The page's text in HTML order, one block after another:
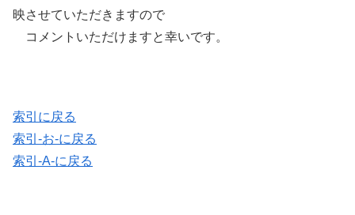
映させていただきますので
コメントいただけますと幸いです。
索引に戻る
索引-お-に戻る
索引-A-に戻る